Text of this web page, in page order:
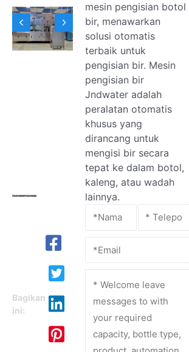
Bagikan
ini:
mesin pengisian botol
bir, menawarkan
solusi otomatis
terbaik untuk
pengisian bir. Mesin
pengisian bir
Jndwater adalah
peralatan otomatis
khusus yang
dirancang untuk
mengisi bir secara
tepat ke dalam botol,
kaleng, atau wadah
lainnya.